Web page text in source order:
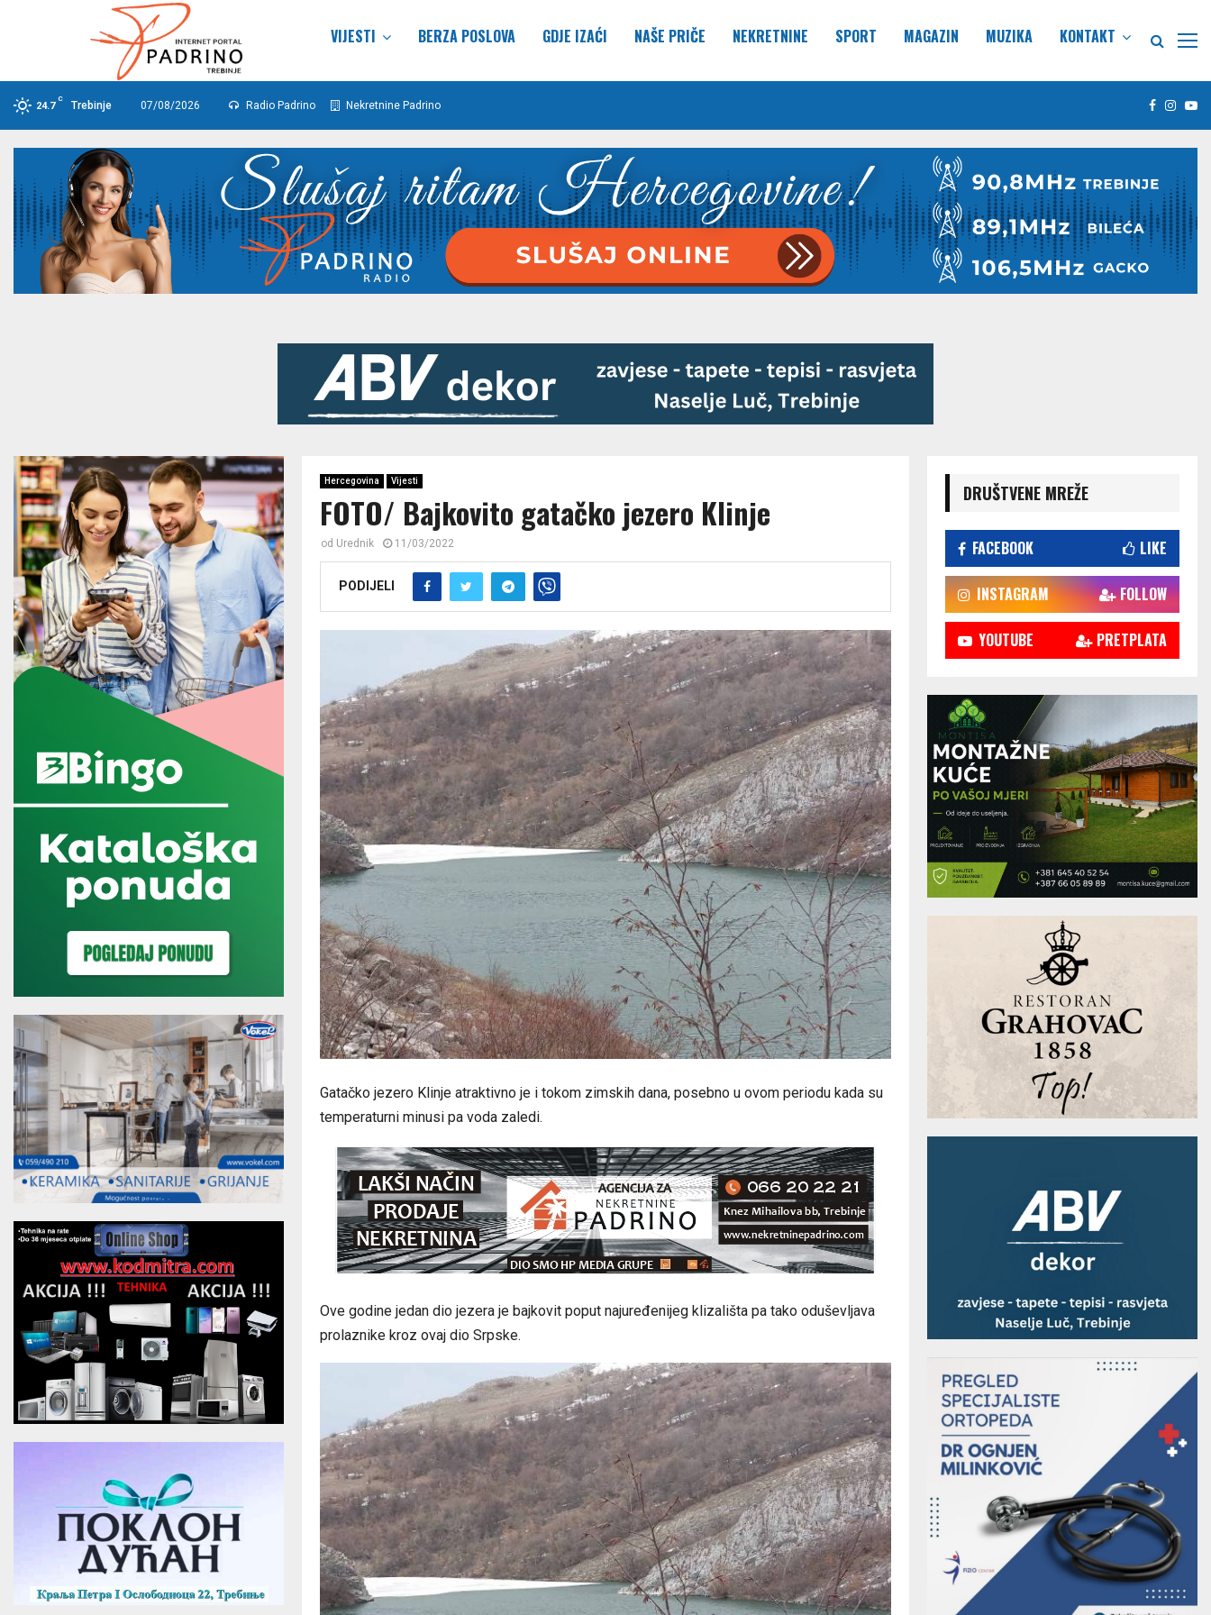
VIJESTI BERZA POSLOVA GDJE IZAĆI NAŠE PRIČE NEKRETNINE SPORT MAGAZIN MUZIKA KONTAKT
24.7
C
Trebinje 07/08/2026 Radio Padrino Nekretnine Padrino Facebook
Hercegovina Vijesti
FOTO/ Bajkovito gatačko jezero Klinje
od Urednik 11/03/2022
PODIJELI
Gatačko jezero Klinje atraktivno je i tokom zimskih dana, posebno u ovom periodu kada su
temperaturni minusi pa voda zaledi.
Ove godine jedan dio jezera je bajkovit poput najuređenijeg klizališta pa tako oduševljava
prolaznike kroz ovaj dio Srpske.
DRUŠTVENE MREŽE
FACEBOOK LIKE
INSTAGRAM FOLLOW
YOUTUBE PRETPLATA